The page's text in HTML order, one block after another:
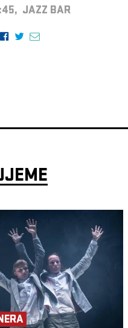
JAZZ BAR